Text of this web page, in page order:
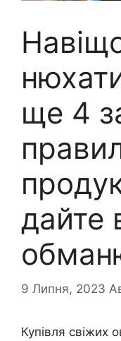
ще 4
дайте
9 Липня, 2023
Купівля свіжих